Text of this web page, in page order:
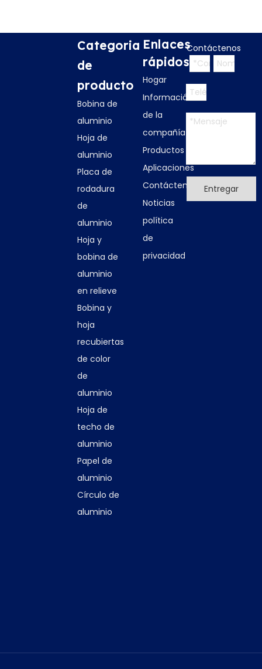
Categoria
de
producto
Bobina de
aluminio
Hoja de
aluminio
Placa de
rodadura
de
aluminio
Hoja y
bobina de
aluminio
en relieve
Bobina y
hoja
recubiertas
de color
de
aluminio
Hoja de
techo de
aluminio
Papel de
aluminio
Círculo de
aluminio
Enlaces
rápidos
Hogar
Información
de la
compañía
Productos
Aplicaciones
Contáctenos
Noticias
política
de
privacidad
Contáctenos
Entregar